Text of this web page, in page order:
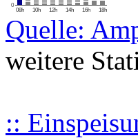
08h 10h 12h 14h 16h 18h
0
Quelle:
weitere
::